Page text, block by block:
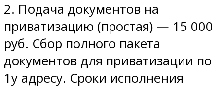
2. Подача документов на
приватизацию (простая) — 15 000
руб. Сбор полного пакета
документов для приватизации по
1у адресу. Сроки исполнения